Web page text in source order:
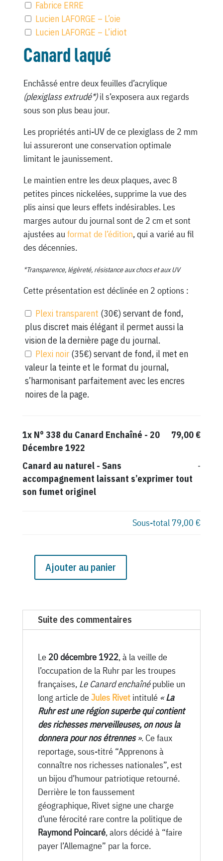
Fabrice ERRE
Lucien LAFORGE – L’oie
Lucien LAFORGE – L’idiot
Canard laqué
Enchâssé entre deux feuilles d’acrylique
(plexiglass extrudé*)il s’exposera aux regards
sous son plus beau jour.
Les propriétés anti-UV de ce plexiglass de 2 mm
lui assureront une conservation optimale
limitant le jaunissement.
Le maintien entre les deux plaques, avec 8
petites pinces nickelées, supprime la vue des
plis ainsi que leurs effets indésirables. Les
marges autour du journal sont de 2 cm et sont
ajustées au format de l’édition, qui a varié au fil
des décennies.
*Transparence, légèreté, résistance aux chocs et aux UV
Cette présentation est déclinée en 2 options :
Plexi transparent (30€) servant de fond,
plus discret mais élégant il permet aussi la
vision de la dernière page du journal.
Plexi noir (35€) servant de fond, il met en
valeur la teinte et le format du journal,
s’harmonisant parfaitement avec les encres
noires de la page.
1x N° 338 du Canard Enchaîné - 20
Décembre 1922
79,00 €
Canard au naturel- Sans
accompagnement laissant s’exprimer tout
son fumet originel
-
Sous-total 79,00 €
quantité
338
du
Enchaîné
Décembre
1922
Ajouter au panier
Suite des commentaires
Le 20 décembre 1922, à la veille de
l’occupation de la Ruhr par les troupes
françaises, Le Canard enchaînépublie un
long article deJules Rivetintitulé «La
Ruhr est une région superbe qui contient
des richesses merveilleuses, on nous la
donnera pour nos étrennes». Ce faux
reportage, sous-titré “Apprenons à
connaître nos richesses nationales”, est
un bijou d’humour patriotique retourné.
Derrière le ton faussement
géographique, Rivet signe une charge
d’une férocité rare contre la politique de
Raymond Poincaré, alors décidé à “faire
payer l’Allemagne” par la force.